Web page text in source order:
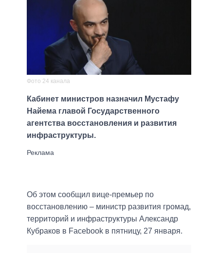
Фото 24 канала
Кабинет министров назначил Мустафу
Найема главой Государственного
агентства восстановления и развития
инфраструктуры.
Об этом сообщил вице-премьер по
восстановлению – министр развития громад,
территорий и инфраструктуры Александр
Кубраков в Facebook в пятницу, 27 января.